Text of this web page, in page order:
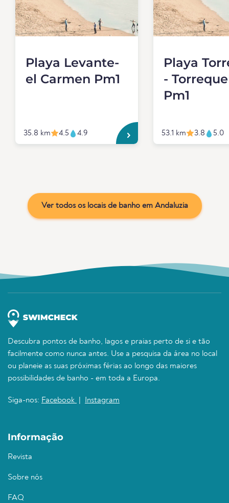
Playa Levante-
el Carmen Pm1
35.8 km 4.5 4.9
Playa
-
Pm1
53.1 km 3.8 5.0
Ver todos os locais de banho em Andaluzia
Descubra pontos de banho, lagos e praias perto de si e tão
facilmente como nunca antes. Use a pesquisa da área no local
ou planeie as suas próximas férias ao longo das maiores
possibilidades de banho - em toda a Europa.
Siga-nos: Facebook Instagram
Informação
Revista
Sobre nós
FAQ